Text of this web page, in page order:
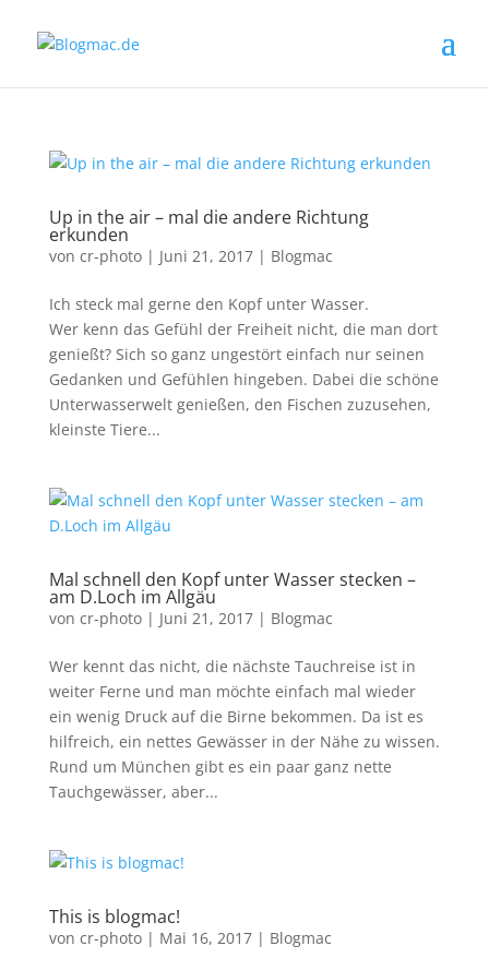
Up in the air – mal die andere Richtung
erkunden
von cr-photo| Juni 21, 2017| Blogmac
Ich steck mal gerne den Kopf unter Wasser.
Wer kenn das Gefühl der Freiheit nicht, die man dort
genießt? Sich so ganz ungestört einfach nur seinen
Gedanken und Gefühlen hingeben. Dabei die schöne
Unterwasserwelt genießen, den Fischen zuzusehen,
kleinste Tiere...
Mal schnell den Kopf unter Wasser stecken –
am D.Loch im Allgäu
von cr-photo| Juni 21, 2017| Blogmac
Wer kennt das nicht, die nächste Tauchreise ist in
weiter Ferne und man möchte einfach mal wieder
ein wenig Druck auf die Birne bekommen. Da ist es
hilfreich, ein nettes Gewässer in der Nähe zu wissen.
Rund um München gibt es ein paar ganz nette
Tauchgewässer, aber...
This is blogmac!
von cr-photo| Mai 16, 2017| Blogmac